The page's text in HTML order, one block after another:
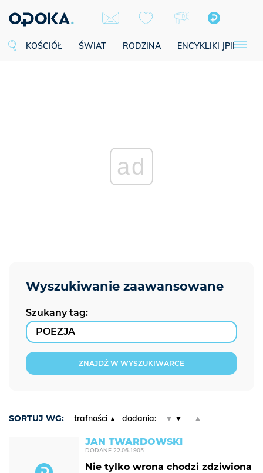
KOŚCIÓŁ ŚWIAT RODZINA ENCYKLIKI JPII
ad
Szukany tag:
ZNAJDŹ W WYSZUKIWARCE
SORTUJ WG: trafności dodania: ▼ ▲
JAN TWARDOWSKI
DODANE 22.06.1905
Nie tylko wrona chodzi zdziwiona